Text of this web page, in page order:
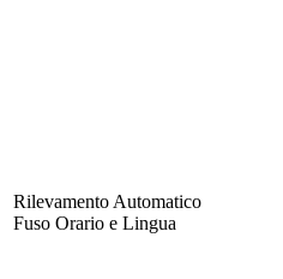
Rilevamento Automatico
Fuso Orario e Lingua